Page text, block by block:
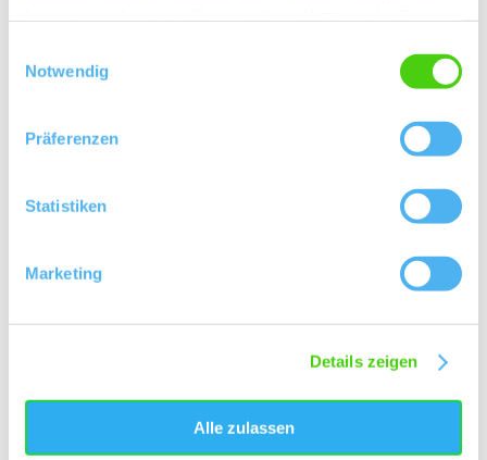
Notwendig
Präferenzen
Statistiken
Marketing
Details zeigen
Alle zulassen